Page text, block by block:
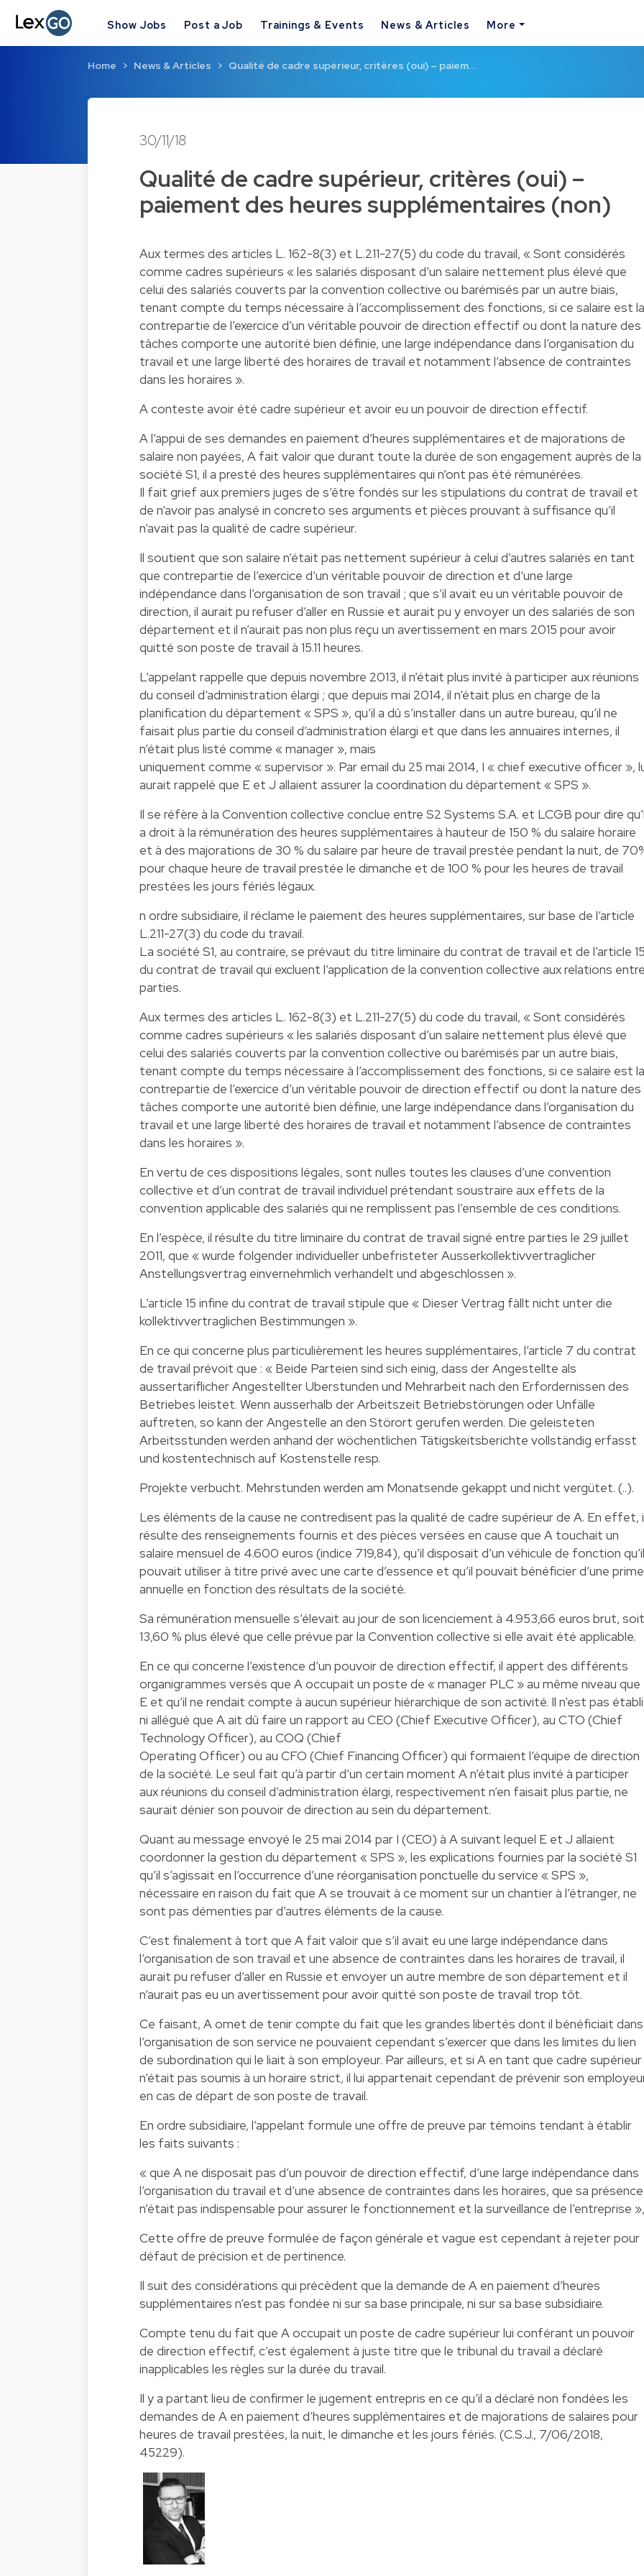
Show Jobs Post a Job Trainings & Events News & Articles More
Home News & Articles Qualité de cadre supérieur, critères (oui) – paiem…
30/11/18
Qualité de cadre supérieur, critères (oui) –
paiement des heures supplémentaires (non)
Aux termes des articles L. 162-8(3) et L.211-27(5) du code du travail, « Sont considérés
comme cadres supérieurs « les salariés disposant d’un salaire nettement plus élevé que
celui des salariés couverts par la convention collective ou barémisés par un autre biais,
tenant compte du temps nécessaire à l’accomplissement des fonctions, si ce salaire est la
contrepartie de l’exercice d’un véritable pouvoir de direction effectif ou dont la nature des
tâches comporte une autorité bien définie, une large indépendance dans l’organisation du
travail et une large liberté des horaires de travail et notamment l’absence de contraintes
dans les horaires ».
A conteste avoir été cadre supérieur et avoir eu un pouvoir de direction effectif.
A l’appui de ses demandes en paiement d’heures supplémentaires et de majorations de
salaire non payées, A fait valoir que durant toute la durée de son engagement auprès de la
société S1, il a presté des heures supplémentaires qui n’ont pas été rémunérées.
Il fait grief aux premiers juges de s’être fondés sur les stipulations du contrat de travail et
de n’avoir pas analysé in concreto ses arguments et pièces prouvant à suffisance qu’il
n’avait pas la qualité de cadre supérieur.
Il soutient que son salaire n’était pas nettement supérieur à celui d’autres salariés en tant
que contrepartie de l’exercice d’un véritable pouvoir de direction et d’une large
indépendance dans l’organisation de son travail ; que s’il avait eu un véritable pouvoir de
direction, il aurait pu refuser d’aller en Russie et aurait pu y envoyer un des salariés de son
département et il n’aurait pas non plus reçu un avertissement en mars 2015 pour avoir
quitté son poste de travail à 15.11 heures.
L’appelant rappelle que depuis novembre 2013, il n’était plus invité à participer aux réunions
du conseil d’administration élargi ; que depuis mai 2014, il n’était plus en charge de la
planification du département « SPS », qu’il a dû s’installer dans un autre bureau, qu’il ne
faisait plus partie du conseil d’administration élargi et que dans les annuaires internes, il
n’était plus listé comme « manager », mais
uniquement comme « supervisor ». Par email du 25 mai 2014, I « chief executive officer »,
aurait rappelé que E et J allaient assurer la coordination du département « SPS ».
Il se réfère à la Convention collective conclue entre S2 Systems S.A. et LCGB pour dire
a droit à la rémunération des heures supplémentaires à hauteur de 150 % du salaire horaire
et à des majorations de 30 % du salaire par heure de travail prestée pendant la nuit, de
pour chaque heure de travail prestée le dimanche et de 100 % pour les heures de travail
prestées les jours fériés légaux.
n ordre subsidiaire, il réclame le paiement des heures supplémentaires, sur base de l’article
L.211-27(3) du code du travail.
La société S1, au contraire, se prévaut du titre liminaire du contrat de travail et de l’article
du contrat de travail qui excluent l’application de la convention collective aux relations
parties.
Aux termes des articles L. 162-8(3) et L.211-27(5) du code du travail, « Sont considérés
comme cadres supérieurs « les salariés disposant d’un salaire nettement plus élevé que
celui des salariés couverts par la convention collective ou barémisés par un autre biais,
tenant compte du temps nécessaire à l’accomplissement des fonctions, si ce salaire est la
contrepartie de l’exercice d’un véritable pouvoir de direction effectif ou dont la nature des
tâches comporte une autorité bien définie, une large indépendance dans l’organisation du
travail et une large liberté des horaires de travail et notamment l’absence de contraintes
dans les horaires ».
En vertu de ces dispositions légales, sont nulles toutes les clauses d’une convention
collective et d’un contrat de travail individuel prétendant soustraire aux effets de la
convention applicable des salariés qui ne remplissent pas l’ensemble de ces conditions.
En l’espèce, il résulte du titre liminaire du contrat de travail signé entre parties le 29 juillet
2011, que « wurde folgender individueller unbefristeter Ausserkollektivvertraglicher
Anstellungsvertrag einvernehmlich verhandelt und abgeschlossen ».
L’article 15 infine du contrat de travail stipule que « Dieser Vertrag fàllt nicht unter die
kollektivvertraglichen Bestimmungen ».
En ce qui concerne plus particulièrement les heures supplémentaires, l’article 7 du contrat
de travail prévoit que : « Beide Parteien sind sich einig, dass der Angestellte als
aussertariflicher Angestellter Uberstunden und Mehrarbeit nach den Erfordernissen des
Betriebes leistet. Wenn ausserhalb der Arbeitszeit Betriebstörungen oder Unfälle
auftreten, so kann der Angestelle an den Störort gerufen werden. Die geleisteten
Arbeitsstunden werden anhand der wöchentlichen Tätigskeitsberichte vollständig erfasst
und kostentechnisch auf Kostenstelle resp.
Projekte verbucht. Mehrstunden werden am Monatsende gekappt und nicht vergütet. (..).
Les éléments de la cause ne contredisent pas la qualité de cadre supérieur de A. En effet,
résulte des renseignements fournis et des pièces versées en cause que A touchait un
salaire mensuel de 4.600 euros (indice 719,84), qu’il disposait d’un véhicule de fonction qu’il
pouvait utiliser à titre privé avec une carte d’essence et qu’il pouvait bénéficier d’une prime
annuelle en fonction des résultats de la société.
Sa rémunération mensuelle s’élevait au jour de son licenciement à 4.953,66 euros brut, soit
13,60 % plus élevé que celle prévue par la Convention collective si elle avait été applicable.
En ce qui concerne l’existence d’un pouvoir de direction effectif, il appert des différents
organigrammes versés que A occupait un poste de « manager PLC » au même niveau que
E et qu’il ne rendait compte à aucun supérieur hiérarchique de son activité. Il n’est pas
ni allégué que A ait dû faire un rapport au CEO (Chief Executive Officer), au CTO (Chief
Technology Officer), au COQ (Chief
Operating Officer) ou au CFO (Chief Financing Officer) qui formaient l’équipe de direction
de la société. Le seul fait qu’à partir d’un certain moment A n’était plus invité à participer
aux réunions du conseil d’administration élargi, respectivement n’en faisait plus partie, ne
saurait dénier son pouvoir de direction au sein du département.
Quant au message envoyé le 25 mai 2014 par I (CEO) à A suivant lequel E et J allaient
coordonner la gestion du département « SPS », les explications fournies par la société S1
qu’il s’agissait en l’occurrence d’une réorganisation ponctuelle du service « SPS »,
nécessaire en raison du fait que A se trouvait à ce moment sur un chantier à l’étranger, ne
sont pas démenties par d’autres éléments de la cause.
C’est finalement à tort que A fait valoir que s’il avait eu une large indépendance dans
l’organisation de son travail et une absence de contraintes dans les horaires de travail, il
aurait pu refuser d’aller en Russie et envoyer un autre membre de son département et il
n’aurait pas eu un avertissement pour avoir quitté son poste de travail trop tôt.
Ce faisant, A omet de tenir compte du fait que les grandes libertés dont il bénéficiait dans
l’organisation de son service ne pouvaient cependant s’exercer que dans les limites du lien
de subordination qui le liait à son employeur. Par ailleurs, et si A en tant que cadre supérieur
n’était pas soumis à un horaire strict, il lui appartenait cependant de prévenir son
en cas de départ de son poste de travail.
En ordre subsidiaire, l’appelant formule une offre de preuve par témoins tendant à établir
les faits suivants :
« que A ne disposait pas d’un pouvoir de direction effectif, d’une large indépendance dans
l’organisation du travail et d’une absence de contraintes dans les horaires, que sa présence
n’était pas indispensable pour assurer le fonctionnement et la surveillance de l’entreprise »,
Cette offre de preuve formulée de façon générale et vague est cependant à rejeter pour
défaut de précision et de pertinence.
Il suit des considérations qui précèdent que la demande de A en paiement d’heures
supplémentaires n’est pas fondée ni sur sa base principale, ni sur sa base subsidiaire.
Compte tenu du fait que A occupait un poste de cadre supérieur lui conférant un pouvoir
de direction effectif, c’est également à juste titre que le tribunal du travail a déclaré
inapplicables les règles sur la durée du travail.
Il y a partant lieu de confirmer le jugement entrepris en ce qu’il a déclaré non fondées les
demandes de A en paiement d’heures supplémentaires et de majorations de salaires pour
heures de travail prestées, la nuit, le dimanche et les jours fériés. (C.S.J., 7/06/2018,
45229).